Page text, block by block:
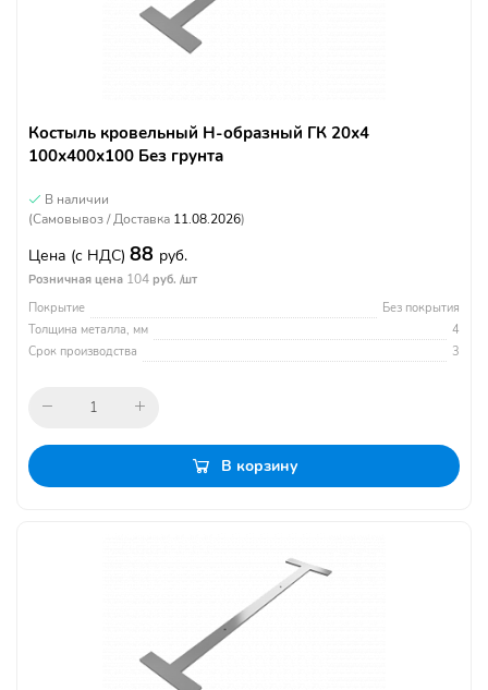
Костыль кровельный Н-образный ГК 20х4
100х400х100 Без грунта
В наличии
(Самовывоз / Доставка 11.08.2026)
Цена (с НДС) 88 руб.
Розничная цена 104 руб. /шт
Покрытие
Без покрытия
Толщина металла, мм
4
Срок производства
3
В корзину